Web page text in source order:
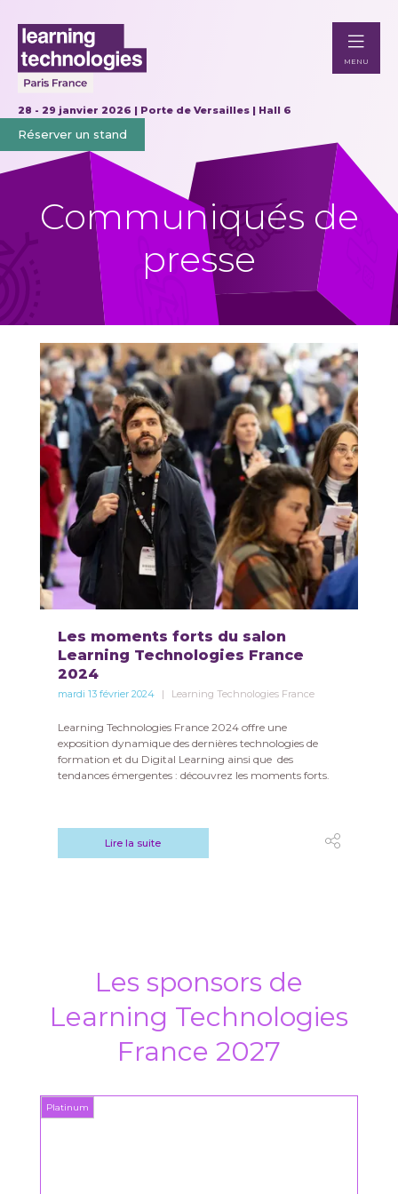
28 - 29 janvier 2026 | Porte de Versailles | Hall 6
Réserver un stand
MENU
Communiqués de
presse
Les moments forts du salon
Learning Technologies France
2024
mardi 13 février 2024 Learning Technologies France
Learning Technologies France 2024 offre une
exposition dynamique des dernières technologies de
formation et du Digital Learning ainsi que des
tendances émergentes : découvrez les moments forts.
Lire la suite
Les sponsors de
Learning Technologies
France 2027